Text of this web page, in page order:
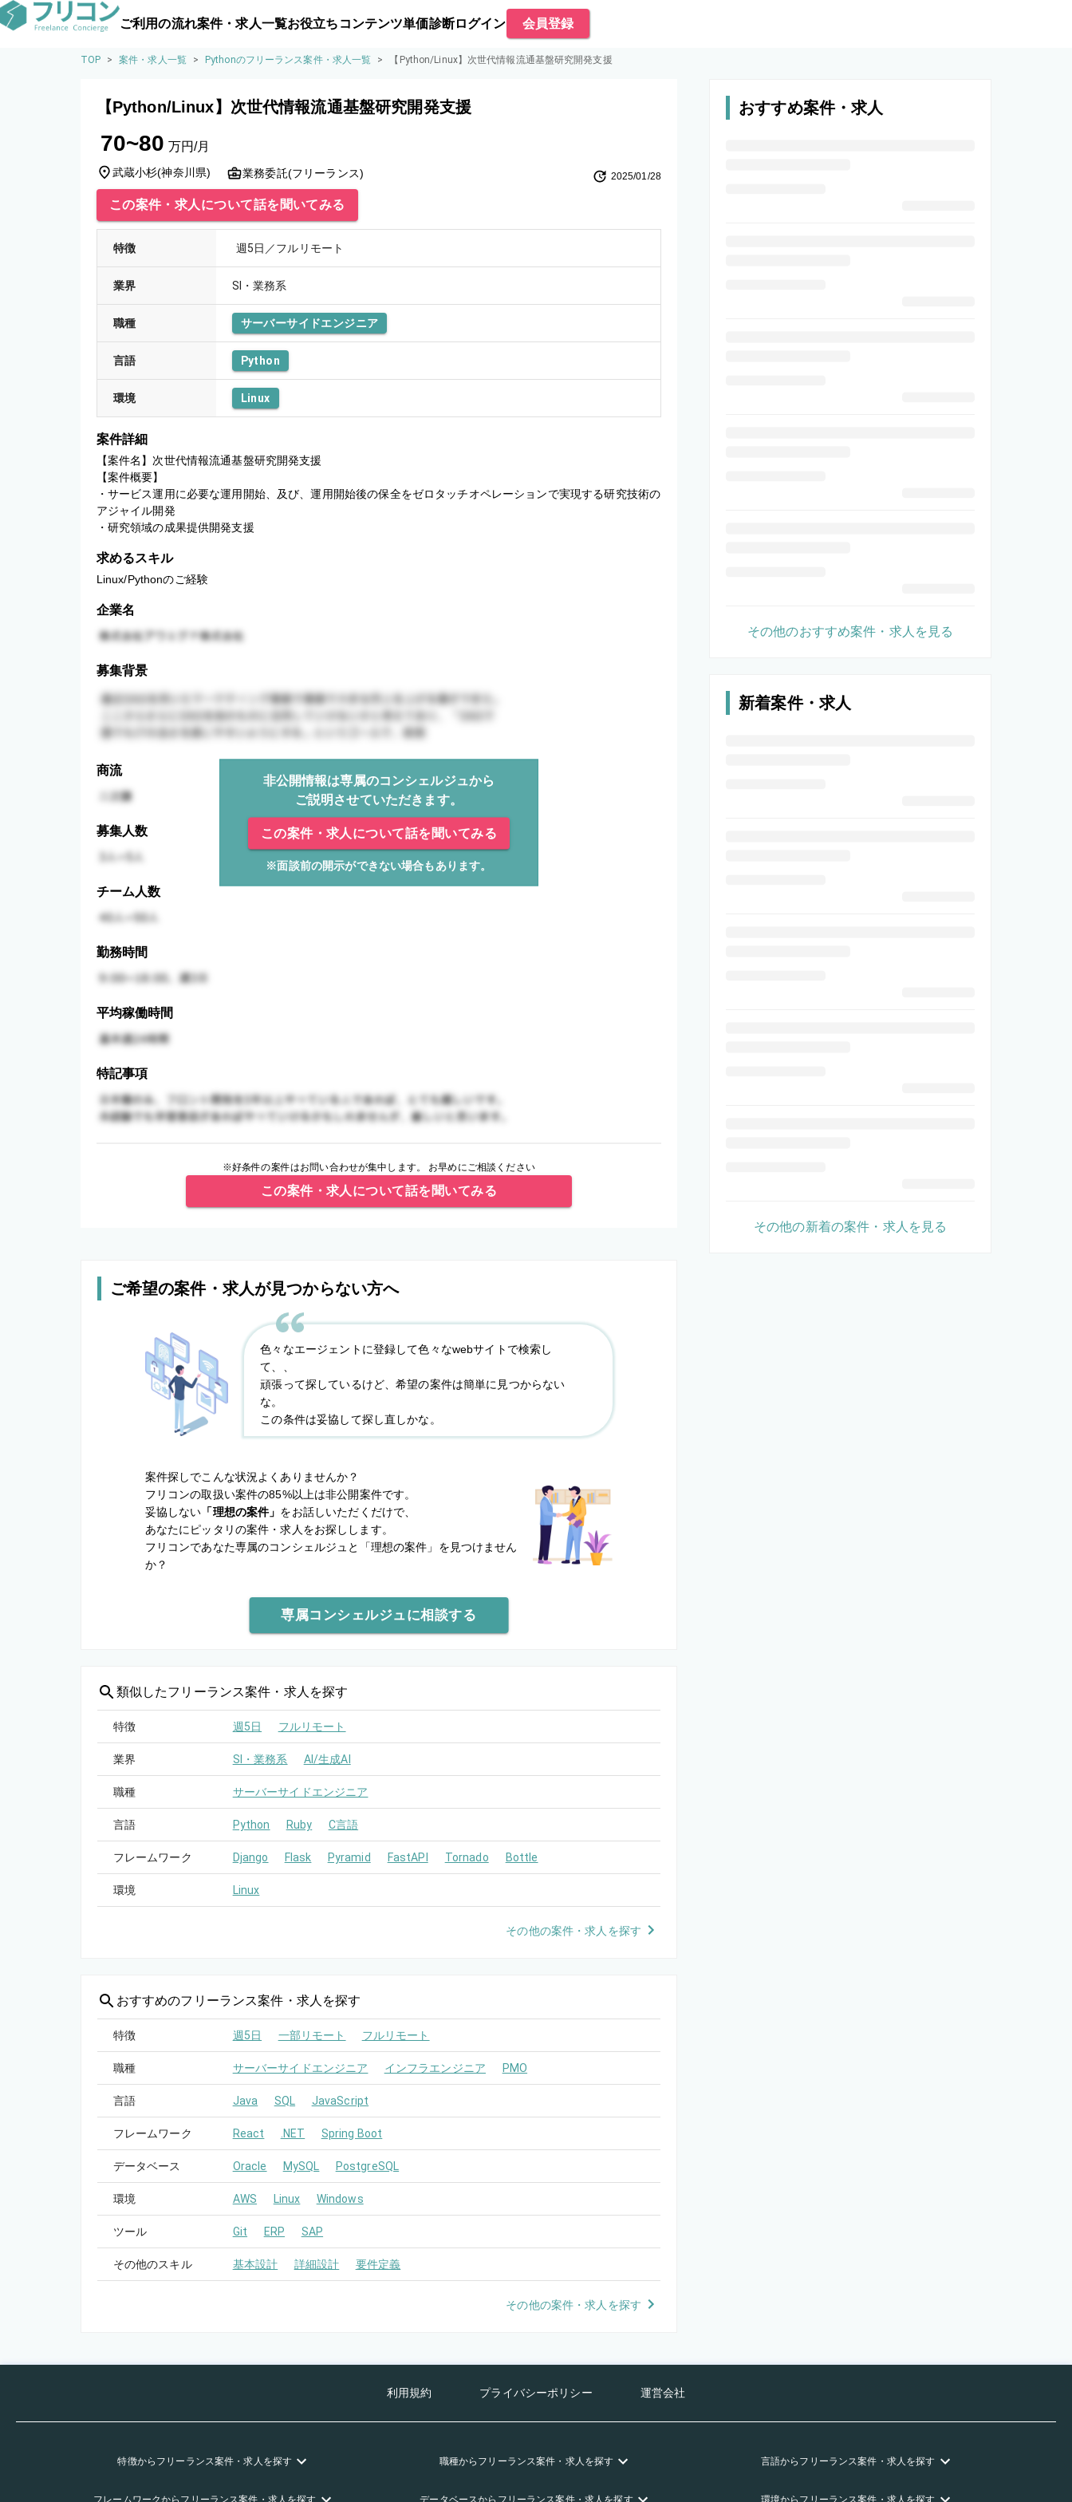
ご利用の流れ案件・求人一覧お役立ちコンテンツ単価診断ログイン 会員登録
TOP > 案件・求人一覧 > Pythonのフリーランス案件・求人一覧 > 【Python/Linux】次世代情報流通基盤研究開発支援
【Python/Linux】次世代情報流通基盤研究開発支援
70~80 万円/月
武蔵小杉(神奈川県) 業務委託(フリーランス) 2025/01/28
この案件・求人について話を聞いてみる
特徴 週5日／フルリモート
業界 SI・業務系
職種 サーバーサイドエンジニア
言語 Python
環境 Linux
案件詳細
【案件名】次世代情報流通基盤研究開発支援
【案件概要】
・サービス運用に必要な運用開始、及び、運用開始後の保全をゼロタッチオペレーションで実現する研究技術の
アジャイル開発
・研究領域の成果提供開発支援
求めるスキル
Linux/Pythonのご経験
企業名
募集背景
商流
非公開情報は専属のコンシェルジュから
ご説明させていただきます。
この案件・求人について話を聞いてみる
※面談前の開示ができない場合もあります。
募集人数
チーム人数
勤務時間
平均稼働時間
特記事項
※好条件の案件はお問い合わせが集中します。 お早めにご相談ください
この案件・求人について話を聞いてみる
ご希望の案件・求人が見つからない方へ
色々なエージェントに登録して色々なwebサイトで検索し
て、、
頑張って探しているけど、希望の案件は簡単に見つからない
な。
この条件は妥協して探し直しかな。
案件探しでこんな状況よくありませんか？
フリコンの取扱い案件の85%以上は非公開案件です。
妥協しない 「理想の案件」 をお話しいただくだけで、
あなたにピッタリの案件・求人をお探しします。
フリコンであなた専属のコンシェルジュと
「理想の案件」を見つけません
か？
専属コンシェルジュに相談する
類似したフリーランス案件・求人を探す
特徴 週5日 フルリモート
業界 SI・業務系 AI/生成AI
職種 サーバーサイドエンジニア
言語 Python Ruby C言語
フレームワーク Django Flask Pyramid FastAPI Tornado Bottle
環境 Linux
その他の案件・求人を探す
おすすめのフリーランス案件・求人を探す
特徴 週5日 一部リモート フルリモート
職種 サーバーサイドエンジニア インフラエンジニア PMO
言語 Java SQL JavaScript
フレームワーク React .NET Spring Boot
データベース Oracle MySQL PostgreSQL
環境 AWS Linux Windows
ツール Git ERP SAP
その他のスキル 基本設計 詳細設計 要件定義
その他の案件・求人を探す
おすすめ案件・求人
その他のおすすめ案件・求人を見る
新着案件・求人
その他の新着の案件・求人を見る
利用規約 プライバシーポリシー 運営会社
特徴からフリーランス案件・求人を探す 職種からフリーランス案件・求人を探す 言語からフリーランス案件・求人を探す
フレームワークからフリーランス案件・求人を探す データベースからフリーランス案件・求人を探す 環境からフリーランス案件・求人を探す